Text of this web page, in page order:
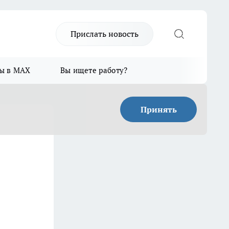
Прислать новость
в MAX Вы ищете работу?
Принять